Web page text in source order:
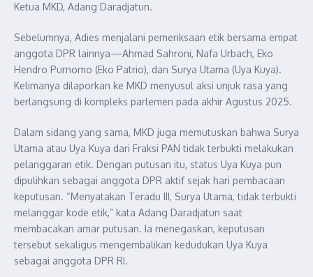
Ketua MKD, Adang Daradjatun.
Sebelumnya, Adies menjalani pemeriksaan etik bersama empat
anggota DPR lainnya—Ahmad Sahroni, Nafa Urbach, Eko
Hendro Purnomo (Eko Patrio), dan Surya Utama (Uya Kuya).
Kelimanya dilaporkan ke MKD menyusul aksi unjuk rasa yang
berlangsung di kompleks parlemen pada akhir Agustus 2025.
Dalam sidang yang sama, MKD juga memutuskan bahwa Surya
Utama atau Uya Kuya dari Fraksi PAN tidak terbukti melakukan
pelanggaran etik. Dengan putusan itu, status Uya Kuya pun
dipulihkan sebagai anggota DPR aktif sejak hari pembacaan
keputusan. “Menyatakan Teradu III, Surya Utama, tidak terbukti
melanggar kode etik,” kata Adang Daradjatun saat
membacakan amar putusan. Ia menegaskan, keputusan
tersebut sekaligus mengembalikan kedudukan Uya Kuya
sebagai anggota DPR RI.